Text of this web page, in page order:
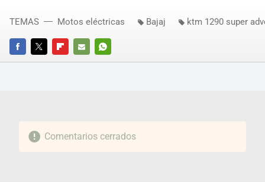
FACEBOOKTWITTERFLIPBOARD
E-
WHATSAPP
TEMAS Motos eléctricas Bajaj ktm 1290 super
Comentarios cerrados